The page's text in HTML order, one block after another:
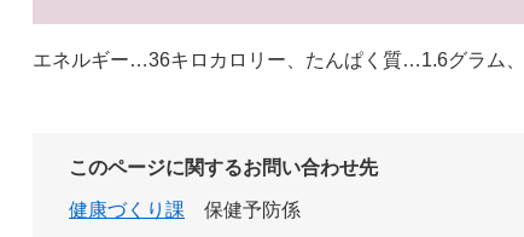
エネルギー…36キロカロリー、たんぱく質…1.6グラム
このページに関するお問い合わせ先
健康づくり課
保健予防係